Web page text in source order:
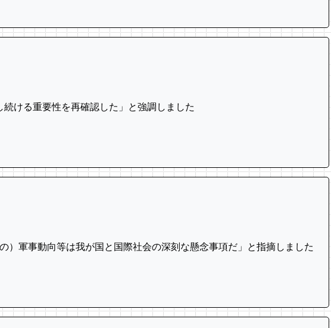
ける重要性を再確認した」と強調しました
）軍事動向等は我が国と国際社会の深刻な懸念事項だ」と指摘しました